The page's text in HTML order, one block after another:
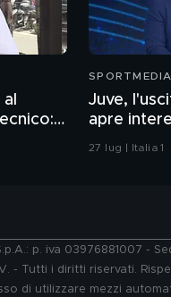
essere
Juve,
apre
27 lug | Italia 1
p. iva 03976881007 -
- Tutti i diritti riservati.
di utilizzare mezzi